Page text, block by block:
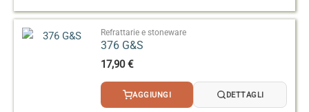
Refrattarie e stoneware
376 G&S
17,90€
AGGIUNGI DETTAGLI